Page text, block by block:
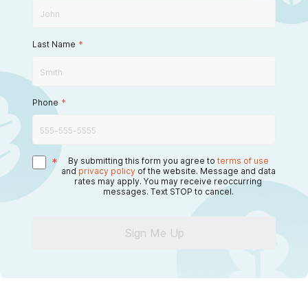
Last Name *
Phone *
* By submitting this form you agree to terms of use
and privacy policy of the website. Message and data
rates may apply. You may receive reoccurring
messages. Text STOP to cancel.
Sign Me Up